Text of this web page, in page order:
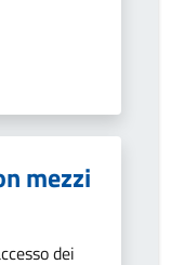
mezzi
dei